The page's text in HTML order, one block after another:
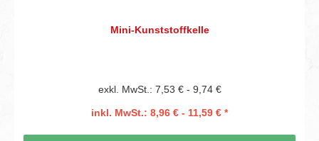
Mini-Kunststoffkelle
exkl. MwSt.: 7,53 € - 9,74 €
inkl. MwSt.: 8,96 € - 11,59 € *